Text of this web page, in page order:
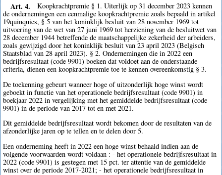
Art. 4.
Koopkrachtpremie § 1. Uiterlijk op 31 december 2023 kennen
de ondernemingen een eenmalige koopkrachtpremie zoals bepaald in artikel
19quinquies, § 5 van het koninklijk besluit van 28 november 1969 tot
uitvoering van de wet van 27 juni 1969 tot herziening van de besluitwet van
28 december 1944 betreffende de maatschappelijke zekerheid der arbeiders,
zoals gewijzigd door het koninklijk besluit van 23 april 2023 (Belgisch
Staatsblad van 28 april 2023). § 2. Ondernemingen die in 2022 een
bedrijfsresultaat (code 9901) boeken dat voldoet aan de onderstaande
criteria, dienen een koopkrachtpremie toe te kennen overeenkomstig § 3.
De toekenning gebeurt wanneer hoge of uitzonderlijk hoge winst wordt
geboekt in functie van het operationele bedrijfsresultaat (code 9901) in
boekjaar 2022 in vergelijking met het gemiddelde bedrijfsresultaat (code
9901) in de periode van 2017 tot en met 2021.
Dit gemiddelde bedrijfsresultaat wordt bekomen door de resultaten van de
afzonderlijke jaren op te tellen en te delen door 5.
Een onderneming heeft in 2022 een hoge winst behaald indien aan de
volgende voorwaarden wordt voldaan : - het operationele bedrijfsresultaat in
2022 (code 9901) is gestegen met 15 pct. ter attentie van de gemiddelde
winst over de periode 2017-2021; - het operationele bedrijfsresultaat in